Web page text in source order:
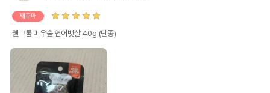
재구매
웰그롬 미우숲 연어뱃살 40g (단종)